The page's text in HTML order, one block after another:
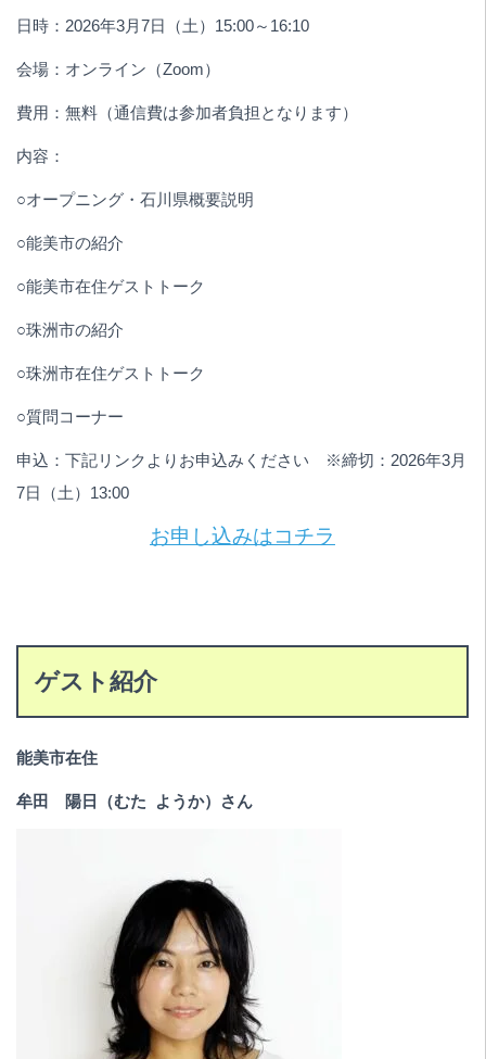
日時：2026年3月7日（土）15:00～16:10
会場：オンライン（Zoom）
費用：無料（通信費は参加者負担となります）
内容：
○オープニング・石川県概要説明
○能美市の紹介
○能美市在住ゲストトーク
○珠洲市の紹介
○珠洲市在住ゲストトーク
○質問コーナー
申込：下記リンクよりお申込みください ※締切：2026年3月
7日（土）13:00
お申し込みはコチラ
ゲスト紹介
能美市在住
牟田 陽日（むた ようか）さん